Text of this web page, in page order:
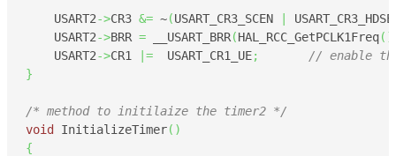
    USART2
->CR3 &= ~(USART_CR3_SCEN |
    USART2
->BRR = __USART_BRR(HAL_RCC_GetPCLK1Freq( )
    USART2
->CR1 |=
  USART_CR1_UE
;
// enable
}
/* method to initilaize the timer2 */
void InitializeTimer( )
{